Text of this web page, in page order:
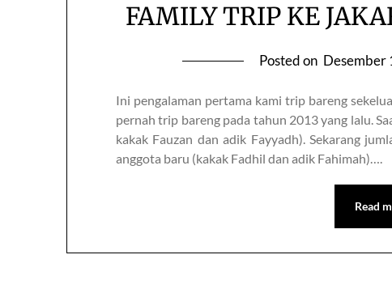
FAMILY TRIP KE
Posted on Desember
Ini pengalaman pertama kami trip bareng
pernah trip bareng pada tahun 2013 yang lalu.
kakak Fauzan dan adik Fayyadh). Sekarang
anggota baru (kakak Fadhil dan adik Fahimah)….
Read